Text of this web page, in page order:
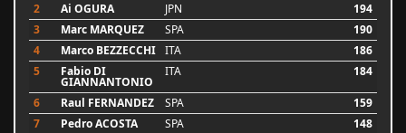
2
Ai OGURA JPN
194
3
Marc MARQUEZ SPA
190
4
Marco BEZZECCHI ITA
186
5
Fabio DI
GIANNANTONIO
ITA 184
6 Raul FERNANDEZ SPA
159
7
Pedro ACOSTA SPA
148